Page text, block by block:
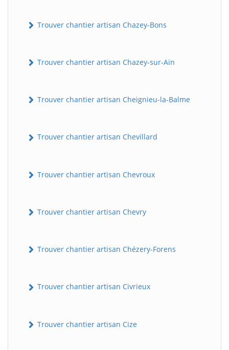
Trouver chantier artisan Chazey-Bons
Trouver chantier artisan Chazey-sur-Ain
Trouver chantier artisan Cheignieu-la-Balme
Trouver chantier artisan Chevillard
Trouver chantier artisan Chevroux
Trouver chantier artisan Chevry
Trouver chantier artisan Chézery-Forens
Trouver chantier artisan Civrieux
Trouver chantier artisan Cize